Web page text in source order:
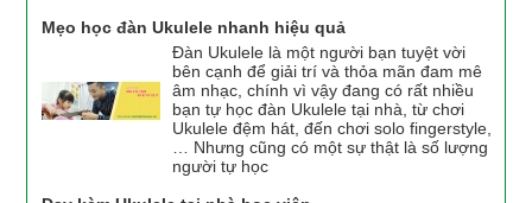
Mẹo học đàn Ukulele nhanh hiệu quả
Đàn Ukulele là một người bạn tuyệt vời
bên cạnh để giải trí và thỏa mãn đam mê
âm nhạc, chính vì vậy đang có rất nhiều
bạn tự học đàn Ukulele tại nhà, từ chơi
Ukulele đệm hát, đến chơi solo fingerstyle,
… Nhưng cũng có một sự thật là số lượng
người tự học